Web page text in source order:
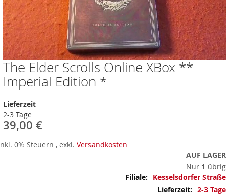
The Elder Scrolls Online XBox **
Imperial Edition *
Lieferzeit
2-3 Tage
39,00 €
0% Steuern , exkl. Versandkosten
AUF LAGER
Nur 1 übrig
Mehr
Informationen
Kesselsdorfer Straße
2-3 Tage
Zum
Anfang
der
springen